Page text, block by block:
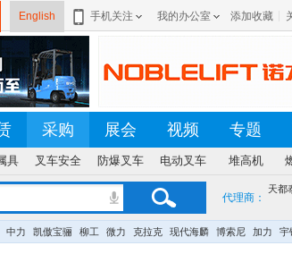
English 手机关注 我的办公室 添加收藏
采购 展会 视频 专题
具 叉车安全 防爆叉车 电动叉车 堆高机
代理商：
天都
中力 凯傲宝骊 柳工 微力 克拉克 现代海麟 博索尼 加力 宇